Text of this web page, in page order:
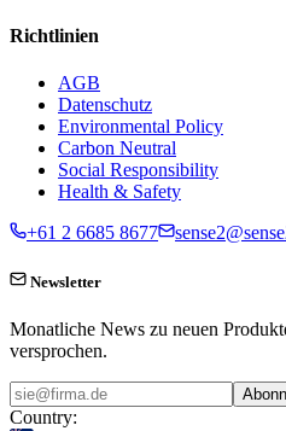
Richtlinien
AGB
Datenschutz
Environmental Policy
Carbon Neutral
Social Responsibility
Health & Safety
+61 2 6685 8677
Newsletter
Monatliche News zu neuen
versprochen.
Country: